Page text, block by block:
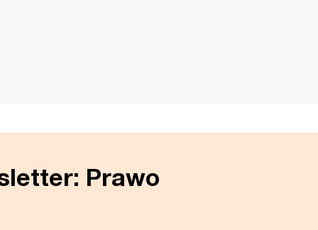
Prawo